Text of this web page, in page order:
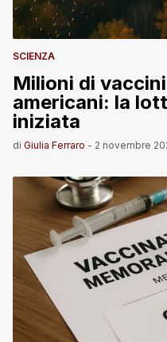
SCIENZA
Milioni di
americani: la
iniziata
di Giulia Ferraro - 2 novembre